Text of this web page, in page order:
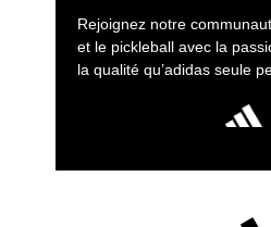
Rejoignez notre
et le pickleball avec la
la qualité qu’adidas seule